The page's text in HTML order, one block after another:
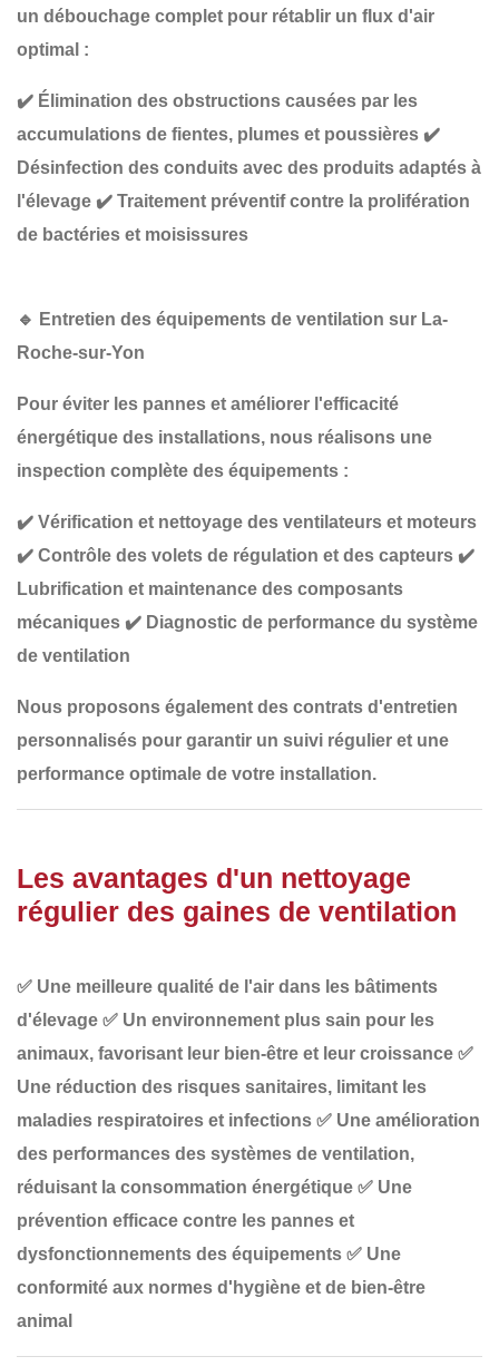
un débouchage complet pour rétablir un flux d'air
optimal :
✔️ Élimination des obstructions causées par les
accumulations de fientes, plumes et poussières ✔️
Désinfection des conduits avec des produits adaptés à
l'élevage ✔️ Traitement préventif contre la prolifération
de bactéries et moisissures
🔹 Entretien des équipements de ventilation sur La-
Roche-sur-Yon
Pour éviter les pannes et améliorer l'efficacité
énergétique des installations, nous réalisons une
inspection complète des équipements :
✔️ Vérification et nettoyage des ventilateurs et moteurs
✔️ Contrôle des volets de régulation et des capteurs ✔️
Lubrification et maintenance des composants
mécaniques ✔️ Diagnostic de performance du système
de ventilation
Nous proposons également des contrats d'entretien
personnalisés pour garantir un suivi régulier et une
performance optimale de votre installation.
Les avantages d'un nettoyage
régulier des gaines de ventilation
✅ Une meilleure qualité de l'air dans les bâtiments
d'élevage ✅ Un environnement plus sain pour les
animaux, favorisant leur bien-être et leur croissance ✅
Une réduction des risques sanitaires, limitant les
maladies respiratoires et infections ✅ Une amélioration
des performances des systèmes de ventilation,
réduisant la consommation énergétique ✅ Une
prévention efficace contre les pannes et
dysfonctionnements des équipements ✅ Une
conformité aux normes d'hygiène et de bien-être
animal